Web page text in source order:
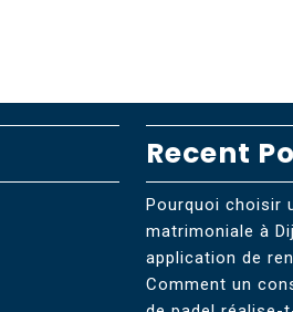
Recent
Pourquoi choisir
matrimoniale à
application de
Comment un